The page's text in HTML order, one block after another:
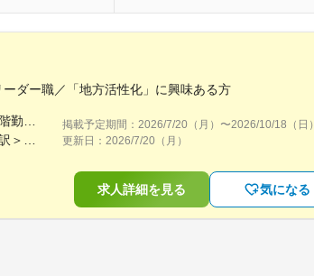
ダー職／「地方活性化」に興味ある方
＜勤務地詳細＞本社住所：東京都港区芝公園1-3-8 苔香園ビル4階勤務地最寄駅：都営三田線／御成門駅受動喫煙対策：屋内全面禁煙変更の範囲：会社の定める事業所
＜予定年収＞700万円～1,300万円＜賃金形態＞月給制＜賃金内訳＞月額（基本給）：400,000円～650,000円固定残業手当/月：92,640円～150,510円（固定残業時間30時間0分/月）超過した時間外労働の残業手当は追加支給＜月給＞492,640円～800,510円（一律手当を含む）＜昇給有無＞有＜残業手当＞有＜給与補足＞※給与は職歴、スキルなどに応じて相談※役職がつく場合は、別途、役職手当（50,000円～10,000円）を支給※マネージャー職以上の場合は、管理職のため残業代支給対象外■昇給：年1回（4月）■賞与：年1回（12月）賃金はあくまでも目安の金額であり、選考を通じて上下する可能性があります。月給(月額)は固定手当を含めた表記です。
掲載予定期間： 2026/7/20（月） 〜2026/10/18（日）
更新日： 2026/7/20（月）
求人詳細を見る 気になる